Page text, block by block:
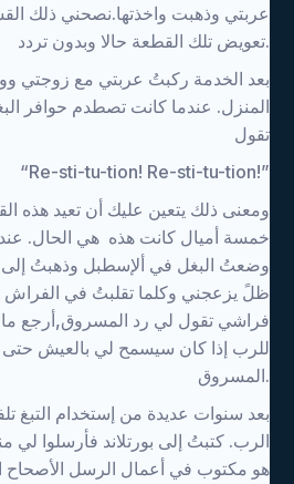
عربتي وذهبت واخذتها.نصحني ذلك
تعويض تلك القطعة حالا وبدون تردد.
بعد الخدمة ركبتُ عربتي مع زوجتي
المنزل. عندما كانت تصطدم حوافر
تقول
“Re-sti-tu-tion! Re-sti-tu-tion!”
ومعنى ذلك يتعين عليك أن تعيد هذه
خمسة أميال كانت هذه هي الحال.
وضعتُ البغل في ألإسطبل وذهبتُ
ظلً يزعجني وكلما تقلبتُ في
فراشي تقول لي رد المسروق,أرجع
للرب إذا كان سيسمح لي بالعيش حتى
المسروق.
بعد سنوات عديدة من إستخدام التبغ
الرب. كتبتُ إلى بورتلاند فأرسلوا لي
هو مكتوب في أعمال الرسل الأصحاح